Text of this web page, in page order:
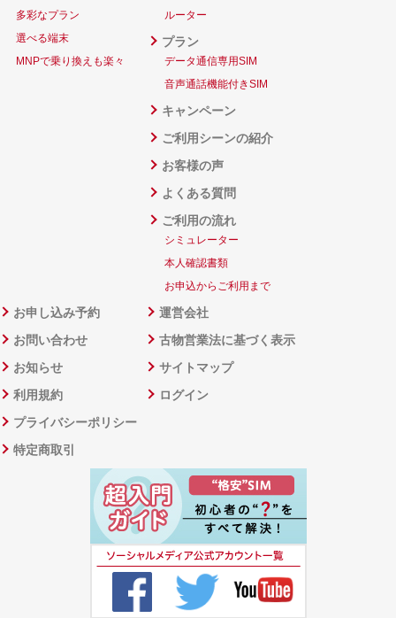
多彩なプラン
選べる端末
MNPで乗り換えも楽々
ルーター
プラン
データ通信専用SIM
音声通話機能付きSIM
キャンペーン
ご利用シーンの紹介
お客様の声
よくある質問
ご利用の流れ
シミュレーター
本人確認書類
お申込からご利用まで
お申し込み予約
お問い合わせ
お知らせ
利用規約
プライバシーポリシー
特定商取引
運営会社
古物営業法に基づく表示
サイトマップ
ログイン